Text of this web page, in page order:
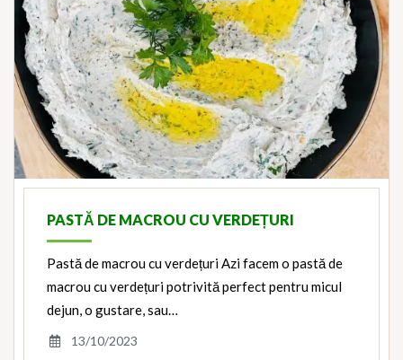
PASTĂ DE MACROU CU VERDEȚURI
Pastă de macrou cu verdețuri Azi facem o pastă de
macrou cu verdețuri potrivită perfect pentru micul
dejun, o gustare, sau…
13/10/2023